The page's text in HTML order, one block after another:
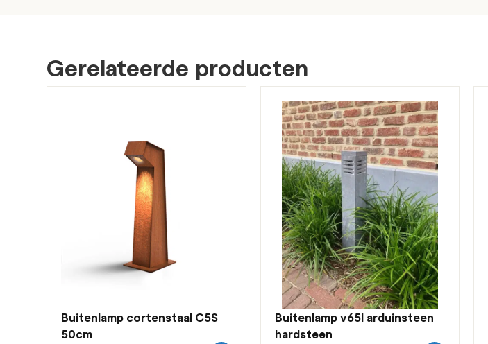
Gerelateerde producten
Buitenlamp cortenstaal C5S
50cm
Buitenlamp v65l arduinsteen
hardsteen